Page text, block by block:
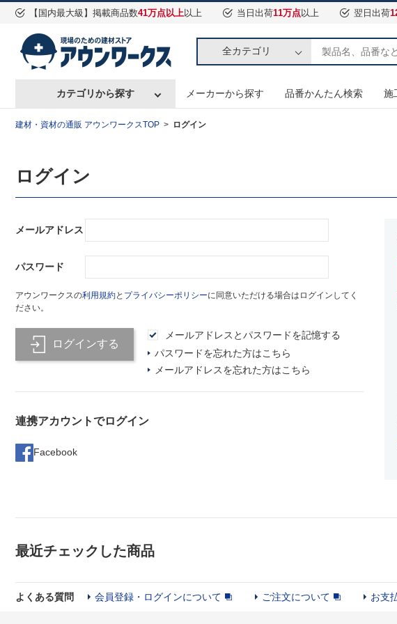
【国内最大級】掲載商品数41万点以上以上 当日出荷11万点以上 翌日出荷
全カテゴリ
カテゴリから探す メーカーから探す 品番かんたん検索 施
建材・資材の通販 アウンワークスTOP ログイン
ログイン
メールアドレス
パスワード
アウンワークスの利用規約と プライバシーポリシーに同意いただける場合はログインしてく
ださい。
ログインする
メールアドレスとパスワードを記憶する
パスワードを忘れた方はこちら
メールアドレスを忘れた方はこちら
連携アカウントでログイン
Facebook
最近チェックした商品
よくある質問 会員登録・ログインについて ご注文について お支